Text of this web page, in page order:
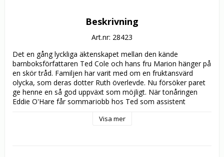
Beskrivning
Art.nr: 28423
Det en gång lyckliga äktenskapet mellan den kände
barnboksförfattaren Ted Cole och hans fru Marion hänger på
en skör tråd. Familjen har varit med om en fruktansvärd
olycka, som deras dotter Ruth överlevde. Nu försöker paret
ge henne en så god uppväxt som möjligt. När tonåringen
Eddie O'Hare får sommarjobb hos Ted som assistent
Eddie blir snabbt mer intresserad av Marion än av sitt jobb.
Visa mer